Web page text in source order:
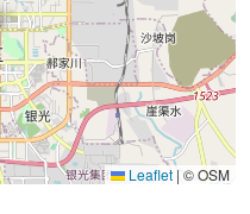
Leaflet | © OSM